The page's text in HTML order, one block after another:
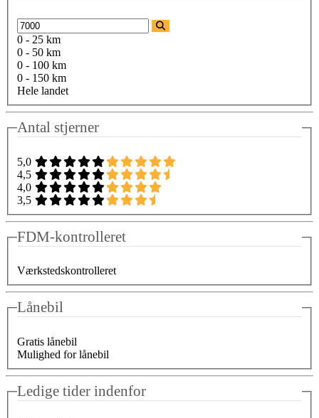
0 - 25 km
0 - 50 km
0 - 100 km
0 - 150 km
Hele landet
Antal stjerner
5,0
4,5
4,0
3,5
FDM-kontrolleret
Værkstedskontrolleret
Lånebil
Gratis lånebil
Mulighed for lånebil
Ledige tider indenfor